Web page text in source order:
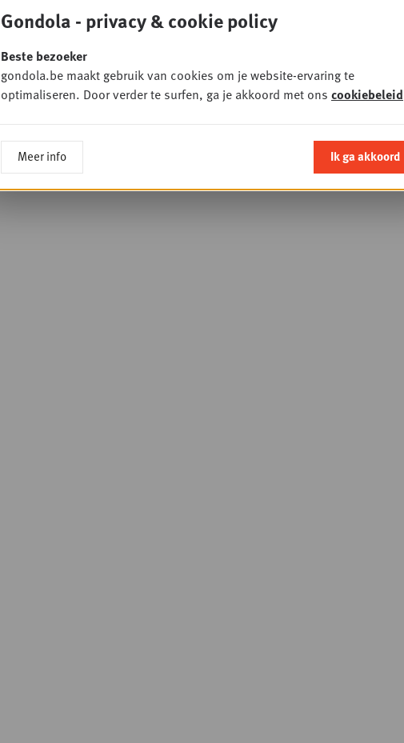
events van Gondola
Gondola - privacy & cookie policy
Beste bezoeker
gondola.be maakt gebruik van cookies om je website-ervaring te
optimaliseren. Door verder te surfen, ga je akkoord met ons cookiebeleid
Meer info Ik ga akkoord